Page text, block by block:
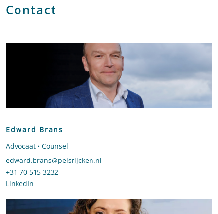
Contact
Edward Brans
Advocaat • Counsel
Stuur een e-mail naar Edward Brans
edward.brans@pelsrijcken.nl
Bel naar Edward Brans
+31 70 515 3232
LinkedIn